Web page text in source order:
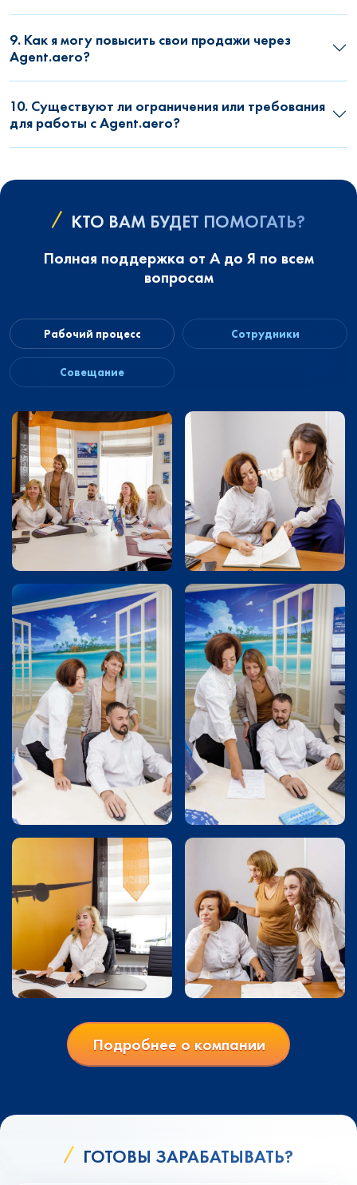
9. Как я могу повысить свои продажи через
Agent.aero?
10. Существуют ли ограничения или требования
для работы с Agent.aero?
КТО ВАМ БУДЕТ ПОМОГАТЬ?
Полная поддержка от А до Я по всем
вопросам
Рабочий процесс Сотрудники
Совещание
Подробнее о компании
ГОТОВЫ ЗАРАБАТЫВАТЬ?